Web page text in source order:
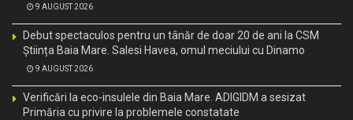
9 AUGUST 2026
Debut spectaculos pentru un tânăr de doar 20 de ani la CSM
Știința Baia Mare. Salesi Havea, omul meciului cu Dinamo
9 AUGUST 2026
Verificări la eco-insulele din Baia Mare. ADIGIDM a sesizat
Primăria cu privire la problemele constatate